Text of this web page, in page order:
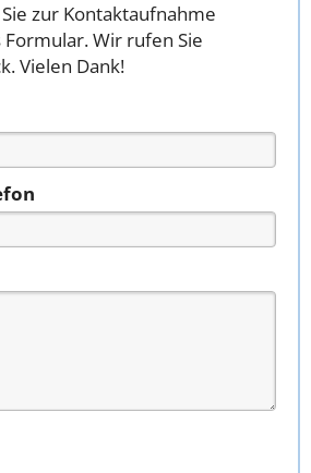
zur Kontaktaufnahme
Wir rufen Sie
Vielen Dank!